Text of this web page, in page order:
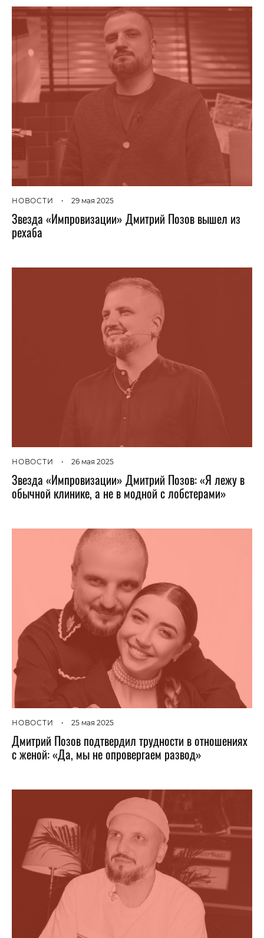
НОВОСТИ • 29 мая 2025
Звезда «Импровизации» Дмитрий Позов вышел из
рехаба
НОВОСТИ • 26 мая 2025
Звезда «Импровизации» Дмитрий Позов: «Я лежу в
обычной клинике, а не в модной с лобстерами»
НОВОСТИ • 25 мая 2025
Дмитрий Позов подтвердил трудности в отношениях
с женой: «Да, мы не опровергаем развод»